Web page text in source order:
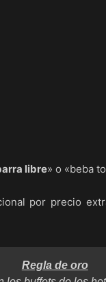
libre» o «beba
por precio
Regla de oro